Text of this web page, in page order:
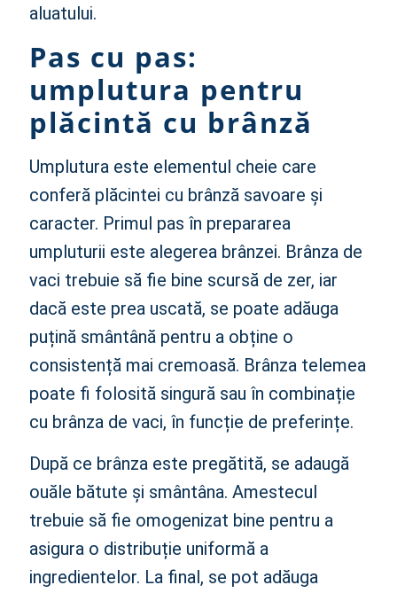
aluatului.
Pas cu pas:
umplutura pentru
plăcintă cu brânză
Umplutura este elementul cheie care
conferă plăcintei cu brânză savoare și
caracter. Primul pas în prepararea
umpluturii este alegerea brânzei. Brânza de
vaci trebuie să fie bine scursă de zer, iar
dacă este prea uscată, se poate adăuga
puțină smântână pentru a obține o
consistență mai cremoasă. Brânza telemea
poate fi folosită singură sau în combinație
cu brânza de vaci, în funcție de preferințe.
După ce brânza este pregătită, se adaugă
ouăle bătute și smântâna. Amestecul
trebuie să fie omogenizat bine pentru a
asigura o distribuție uniformă a
ingredientelor. La final, se pot adăuga